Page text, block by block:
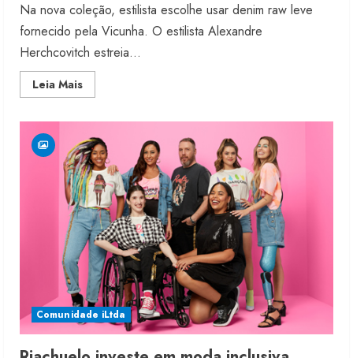
Na nova coleção, estilista escolhe usar denim raw leve
fornecido pela Vicunha. O estilista Alexandre
Herchcovitch estreia...
Leia MaisRead
more
estreia
na
CdC
Comunidade iLtda